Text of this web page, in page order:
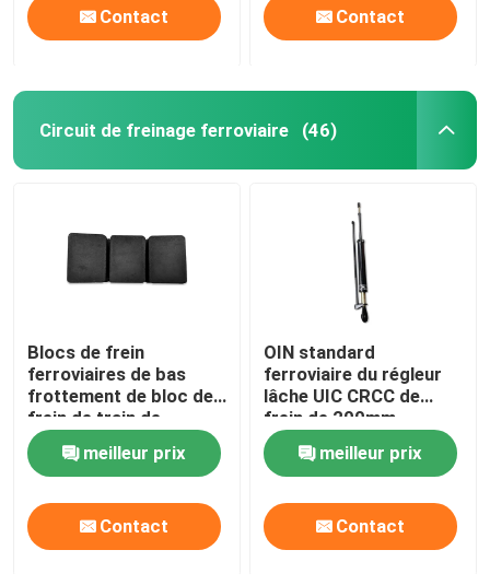
Contact Contact
Circuit de freinage ferroviaire (46)
Blocs de frein
ferroviaires de bas
frottement de bloc de
frein de train de
métallurgie des
poudresmeilleur prix
Contact
OIN standard
ferroviaire du régleur
lâche UIC CRCC de
frein de 200mm
meilleur prix
Contact